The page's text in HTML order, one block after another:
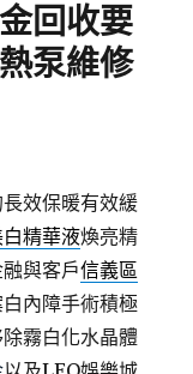
回收要
泵維修
長效保暖有效緩
白精華液煥亮精
與客戶信義區
內障手術積極
霧白化水晶體